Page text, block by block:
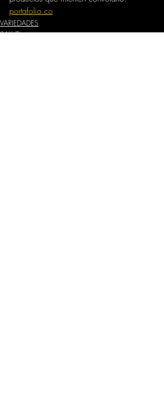
portafolio.co
VARIEDADES
SALUD